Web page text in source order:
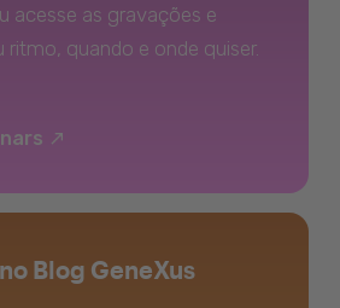
acesse as gravações e
ritmo, quando e onde quiser.
Blog GeneXus